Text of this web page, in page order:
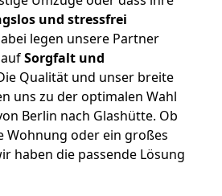
und stressfrei
legen unsere Partner
Sorgfalt und
Qualität und unser breite
uns zu der optimalen Wahl
Berlin nach Glashütte. Ob
Wohnung oder ein großes
haben die passende Lösung